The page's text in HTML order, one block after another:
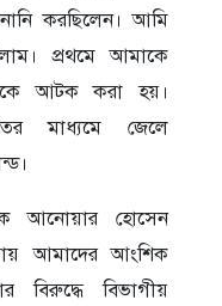
করছিলেন। আমি
প্রথমে আমাকে
আটক করা হয়।
মাধ্যমে জেলে
আনোয়ার হোসেন
আমাদের আংশিক
বিভাগীয়